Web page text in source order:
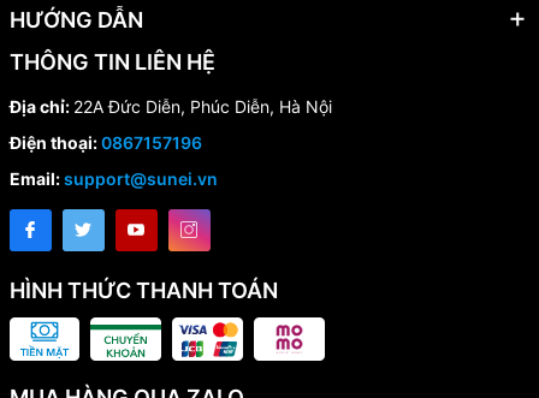
HƯỚNG DẪN
THÔNG TIN LIÊN HỆ
Địa chỉ: 22A Đức Diễn, Phúc Diễn, Hà Nội
Điện thoại:0867157196
Email:support@sunei.vn
HÌNH THỨC THANH TOÁN